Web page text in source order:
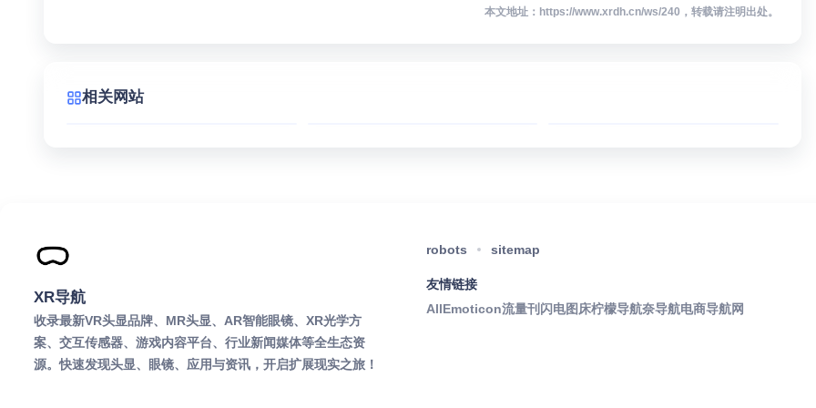
本文地址：https://www.xrdh.cn/ws/240，转载请注明出处。
相关网站PICO XR
PICO VR 设备特
点、应用场景及支
持内容，适合关注
品介绍、最新资讯
与购买参考，适合
查找PlayStation官
内容、会员服务及
XR导航
收录最新VR头显品牌、MR头显、AR智能眼镜、XR光学方
案、交互传感器、游戏内容平台、行业新闻媒体等全生态资
源。快速发现头显、眼镜、应用与资讯，开启扩展现实之旅！
robots sitemap
友情链接
AllEmoticon流量刊 闪电图床柠檬导航奈导航电商导航网